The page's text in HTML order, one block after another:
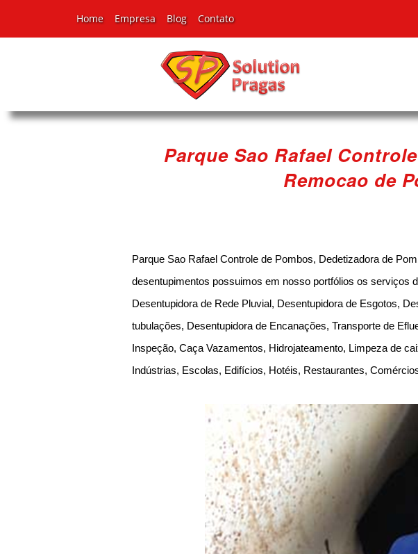
Home Empresa Blog Contato
Parque Sao Rafael
Remocao de
Parque Sao Rafael Controle de Pombos, Dedetizadora de
desentupimentos possuimos em nosso portfólios os serviços
Desentupidora de Rede Pluvial, Desentupidora de Esgotos,
tubulações, Desentupidora de Encanações, Transporte de
Inspeção, Caça Vazamentos, Hidrojateamento, Limpeza de
Indústrias, Escolas, Edifícios, Hotéis, Restaurantes,